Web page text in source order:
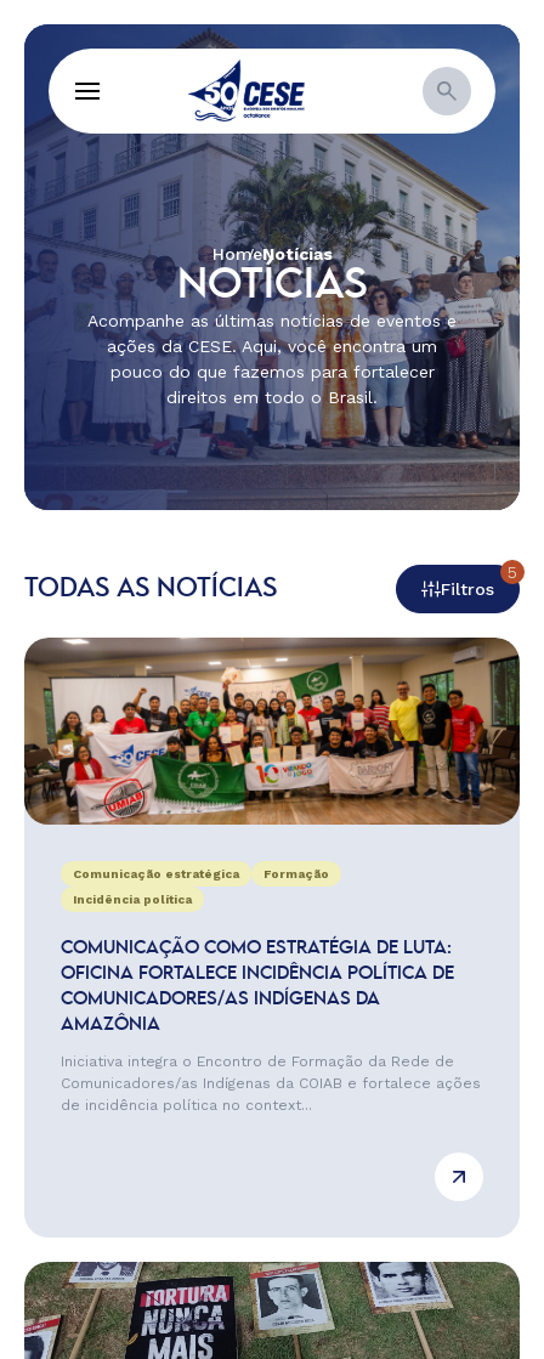
HomeNotícias
NOTÍCIAS
Acompanhe as últimas notícias de eventos e
ações da CESE. Aqui, você encontra um
pouco do que fazemos para fortalecer
direitos em todo o Brasil.
TODAS AS NOTÍCIAS Filtros
5
Comunicação estratégica
Formação
Incidência política
COMUNICAÇÃO COMO ESTRATÉGIA DE LUTA:
OFICINA FORTALECE INCIDÊNCIA POLÍTICA DE
COMUNICADORES/AS INDÍGENAS DA
AMAZÔNIA
Iniciativa integra o Encontro de Formação da Rede de
Comunicadores/as Indígenas da COIAB e fortalece ações
de incidência política no context...